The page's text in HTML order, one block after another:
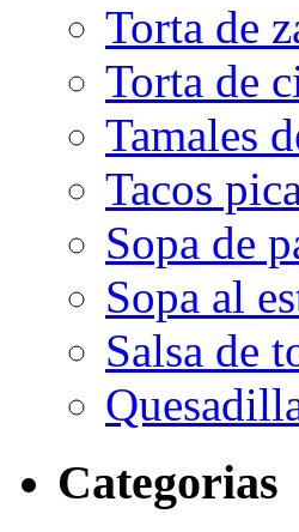
Torta de
Torta de
Tamales
Tacos
Sopa de
Sopa al
Salsa de
Categorias